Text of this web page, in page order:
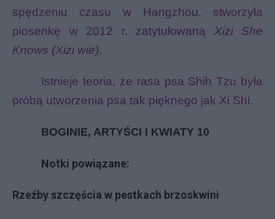
spędzeniu czasu w Hangzhou, stworzyła
piosenkę w 2012 r. zatytułowaną Xizi She
Knows (Xizi wie).
Istnieje teoria, że rasa psa Shih Tzu była
próbą utworzenia psa tak pięknego jak Xi Shi.
BOGINIE, ARTYŚCI I KWIATY 10
Notki powiązane:
Rzeźby szczęścia w pestkach brzoskwini